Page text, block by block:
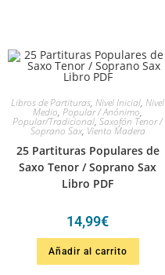
Libros de Partituras, Nivel Inicial, Nivel
Medio, Popular / Anónimo,
Popular/Tradicional, Saxofón Tenor /
Soprano Sax, Viento Madera
25 Partituras Populares de
Saxo Tenor / Soprano Sax
Libro PDF
14,99€
Añadir al carrito